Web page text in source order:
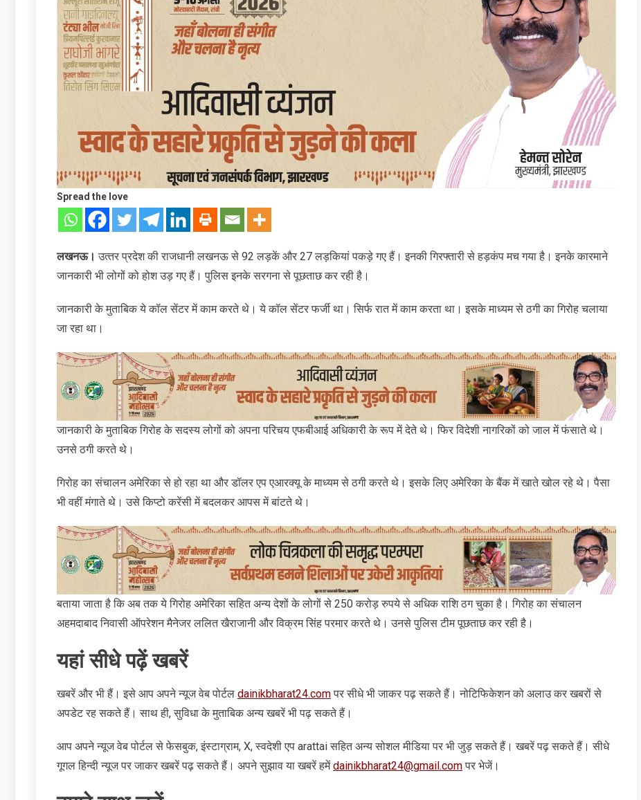
Spread the love
लखनऊ। उत्‍तर प्रदेश की राजधानी लखनऊ से 92 लड़कें और 27 लड़कियां पकड़े गए हैं। इनकी गिरफ्तारी से हड़कंप मच गया है। इनके कारमाने
जानकारी भी लोगों को होश उड़ गए हैं। पुलिस इनके सरगना से पूछताछ कर रही है।
जानकारी के मुताबिक ये कॉल सेंटर में काम करते थे। ये कॉल सेंटर फर्जी था। सिर्फ रात में काम करता था। इसके माध्‍यम से ठगी का गिरोह चलाया
जा रहा था।
जानकारी के मुताबिक गिरोह के सदस्‍य लोगों को अपना परिचय एफबीआई अधिकारी के रूप में देते थे। फिर विदेशी नागरिकों को जाल में फंसाते थे।
उनसे ठगी करते थे।
गिरोह का संचालन अमेरिका से हो रहा था और डॉलर एप एआरक्‍यू के माध्‍यम से ठगी करते थे। इसके लिए अमेरिका के बैंक में खाते खोल रहे थे। पैसा
भी वहीं मंगाते थे। उसे किप्‍टो करेंसी में बदलकर आपस में बांटते थे।
बताया जाता है कि अब तक ये गिरोह अमेरिका सहित अन्‍य देशों के लोगों से 250 करोड़ रुपये से अधिक राशि ठग चुका है। गिरोह का संचालन
अहमदाबाद निवासी ऑपरेशन मैनेजर ललित खैराजानी और विक्रम सिंह परमार करते थे। उनसे पुलिस टीम पूछताछ कर रही है।
यहां सीधे पढ़ें खबरें
खबरें और भी हैं। इसे आप अपने न्‍यूज वेब पोर्टल dainikbharat24.comपर सीधे भी जाकर पढ़ सकते हैं। नोटिफिकेशन को अलाउ कर खबरों से
अपडेट रह सकते हैं। साथ ही, सुविधा के मुताबिक अन्‍य खबरें भी पढ़ सकते हैं।
आप अपने न्‍यूज वेब पोर्टल से फेसबुक, इंस्‍टाग्राम, X, स्‍वदेशी एप arattai सहित अन्‍य सोशल मीडिया पर भी जुड़ सकते हैं। खबरें पढ़ सकते हैं। सीधे
गूगल हिन्‍दी न्‍यूज पर जाकर खबरें पढ़ सकते हैं। अपने सुझाव या खबरें हमेंdainikbharat24@gmail.comपर भेजें।